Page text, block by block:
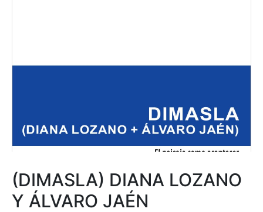
(DIMASLA) DIANA LOZANO
Y ÁLVARO JAÉN